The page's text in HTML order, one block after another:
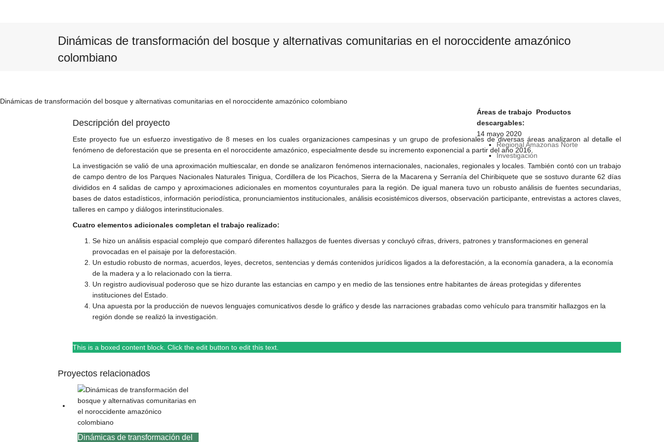
Dinámicas de transformación del bosque y alternativas comunitarias en el noroccidente amazónico
colombiano
Dinámicas de transformación del bosque y alternativas comunitarias en el noroccidente amazónico colombiano
Descripción del proyecto
Este proyecto fue un esfuerzo investigativo de 8 meses en los cuales organizaciones campesinas y un grupo de profesionales de diversas áreas analizaron al detalle el
fenómeno de deforestación que se presenta en el noroccidente amazónico, especialmente desde su incremento exponencial a partir del año 2016.
La investigación se valió de una aproximación multiescalar, en donde se analizaron fenómenos internacionales, nacionales, regionales y locales. También contó con un trabajo
de campo dentro de los Parques Nacionales Naturales Tinigua, Cordillera de los Picachos, Sierra de la Macarena y Serranía del Chiribiquete que se sostuvo durante 62 días
divididos en 4 salidas de campo y aproximaciones adicionales en momentos coyunturales para la región. De igual manera tuvo un robusto análisis de fuentes secundarias,
bases de datos estadísticos, información periodística, pronunciamientos institucionales, análisis ecosistémicos diversos, observación participante, entrevistas a actores claves,
talleres en campo y diálogos interinstitucionales.
Cuatro elementos adicionales completan el trabajo realizado:
Se hizo un análisis espacial complejo que comparó diferentes hallazgos de fuentes diversas y concluyó cifras, drivers, patrones y transformaciones en general
provocadas en el paisaje por la deforestación.
Un estudio robusto de normas, acuerdos, leyes, decretos, sentencias y demás contenidos jurídicos ligados a la deforestación, a la economía ganadera, a la economía
de la madera y a lo relacionado con la tierra.
Un registro audiovisual poderoso que se hizo durante las estancias en campo y en medio de las tensiones entre habitantes de áreas protegidas y diferentes
instituciones del Estado.
Una apuesta por la producción de nuevos lenguajes comunicativos desde lo gráfico y desde las narraciones grabadas como vehículo para transmitir hallazgos en la
región donde se realizó la investigación.
This is a boxed content block. Click the edit button to edit this text.
Áreas de trabajo
Productos
descargables:
14 mayo 2020
Regional Amazonas Norte
Investigación
Proyectos relacionados
Dinámicas de transformación del